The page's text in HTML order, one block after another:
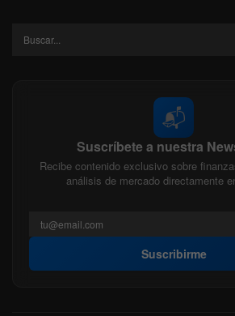
📬
Suscríbete a nuestra
Recibe contenido exclusivo sobre
análisis de mercado directamente
Suscribirme